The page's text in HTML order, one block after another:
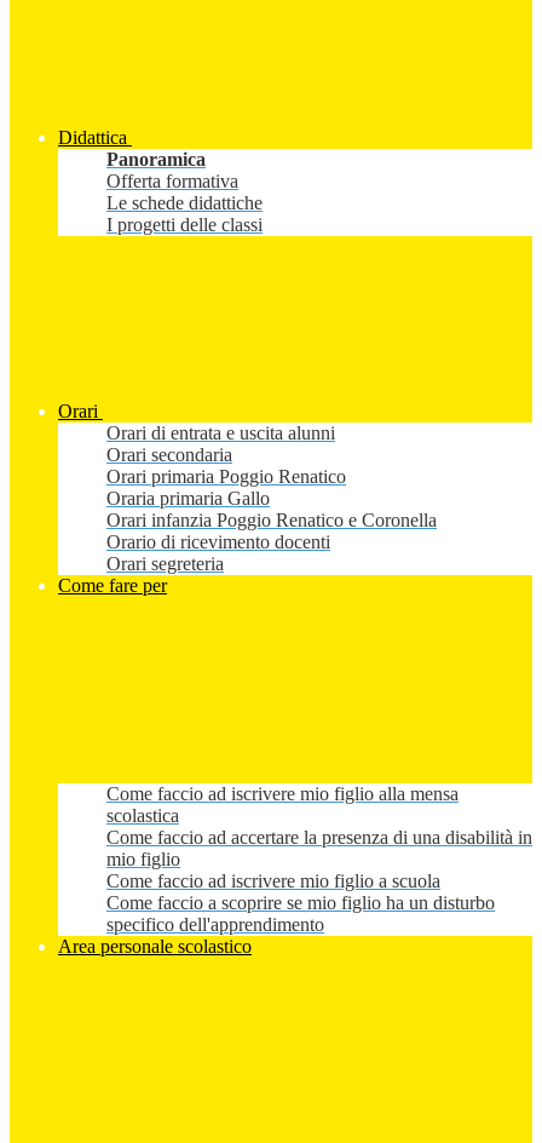
Didattica
Panoramica
Offerta formativa
Le schede didattiche
I progetti delle classi
Orari
Orari di entrata e uscita alunni
Orari secondaria
Orari primaria Poggio Renatico
Oraria primaria Gallo
Orari infanzia Poggio Renatico e Coronella
Orario di ricevimento docenti
Orari segreteria
Come fare per
Come faccio ad iscrivere mio figlio alla mensa
scolastica
Come faccio ad accertare la presenza di una disabilità in
mio figlio
Come faccio ad iscrivere mio figlio a scuola
Come faccio a scoprire se mio figlio ha un disturbo
specifico dell'apprendimento
Area personale scolastico